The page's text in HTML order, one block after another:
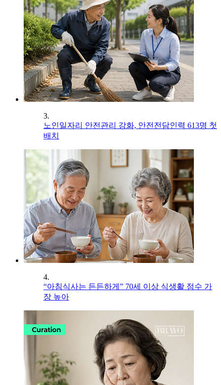
3.
노인일자리 안전관리 강화, 안전전담인력 613명 첫
배치
4.
“아침식사는 든든하게” 70세 이상 식생활 점수 가
장 높아